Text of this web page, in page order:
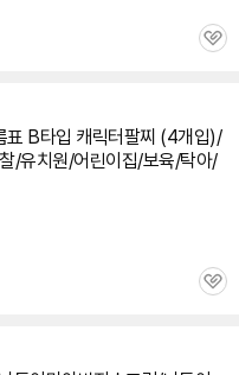
관
B타입 캐릭터팔찌 (4개입)/
/유치원/어린이집/보육/탁아/
관